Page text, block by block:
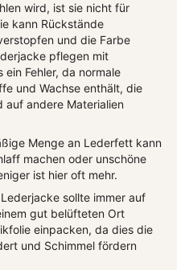
wird, ist sie nicht für
kann Rückstände
und die Farbe
pflegen mit
Fehler, da normale
und Wachse enthält, die
auf andere Materialien
Menge an Lederfett kann
machen oder unschöne
ist hier oft mehr.
Lederjacke sollte immer auf
gut belüfteten Ort
einpacken, da dies die
und Schimmel fördern